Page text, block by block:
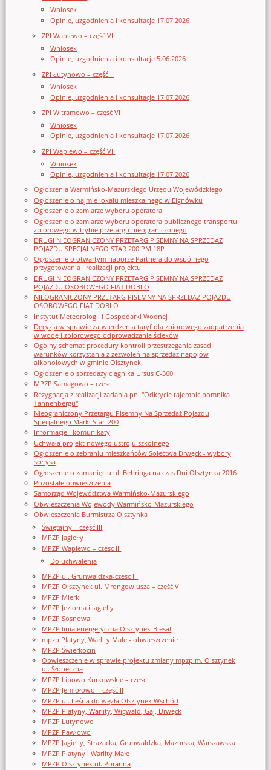
Wniosek
Opinie, uzgodnienia i konsultacje 17.07.2026
ZPI Waplewo – część VI
Wniosek
Opinie, uzgodnienia i konsultacje 5.06.2026
ZPI Łutynowo – część II
Wniosek
Opinie, uzgodnienia i konsultacje 17.07.2026
ZPI Witramowo – część VI
Wniosek
Opinie, uzgodnienia i konsultacje 17.07.2026
ZPI Waplewo – część VII
Wniosek
Opinie, uzgodnienia i konsultacje 17.07.2026
Ogłoszenia Warmińsko-Mazurskiego Urzędu Wojewódzkiego
Ogłoszenie o najmie lokalu mieszkalnego w Elgnówku
Ogłoszenie o zamiarze wyboru operatora
Ogłoszenie o zamiarze wyboru operatora publicznego transportu
zbiorowego w trybie przetargu nieograniczonego
DRUGI NIEOGRANICZONY PRZETARG PISEMNY NA SPRZEDAŻ
POJAZDU SPECJALNEGO STAR 200 PM 18P
Ogłoszenie o otwartym naborze Partnera do wspólnego
przygotowania i realizacji projektu
DRUGI NIEOGRANICZONY PRZETARG PISEMNY NA SPRZEDAŻ
POJAZDU OSOBOWEGO FIAT DOBLO
NIEOGRANICZONY PRZETARG PISEMNY NA SPRZEDAŻ POJAZDU
OSOBOWEGO FIAT DOBLO
Instytut Meteorologii i Gospodarki Wodnej
Decyzja w sprawie zatwierdzenia taryf dla zbiorowego zaopatrzenia
w wodę i zbiorowego odprowadzania ścieków
Ogólny schemat procedury kontroli przestrzegania zasad i
warunków korzystania z zezwoleń na sprzedaż napojów
alkoholowych w gminie Olsztynek
Ogłoszenie o sprzedaży ciągnika Ursus C-360
MPZP Samagowo – czesc I
Rezygnacja z realizacji zadania pn. "Odkrycie tajemnic pomnika
Tannenbergu"
Nieograniczony Przetargu Pisemny Na Sprzedaż Pojazdu
Specjalnego Marki Star_200
Informacje i komunikaty
Uchwała projekt nowego ustroju szkolnego
Ogłoszenie o zebraniu mieszkańców Sołectwa Drwęck - wybory
sołtysa
Ogłoszenie o zamknięciu ul. Behringa na czas Dni Olsztynka 2016
Pozostałe obwieszczenia
Samorząd Województwa Warmińsko-Mazurskiego
Obwieszczenia Wojewody Warmińsko-Mazurskiego
Obwieszczenia Burmistrza Olsztynka
Świętajny – część III
MPZP Jagiełły
MPZP Waplewo – czesc III
Do uchwalenia
MPZP ul. Grunwaldzka-czesc III
MPZP Olsztynek ul. Mrongowiusza – część V
MPZP Mierki
MPZP Jeziorna i Jagielly
MPZP Sosnowa
MPZP linia energetyczna Olsztynek-Biesal
mpzp Platyny, Warlity Małe - obwieszczenie
MPZP Świerkocin
Obwieszczenie w sprawie projektu zmiany mpzp m. Olsztynek
ul. Słoneczna
MPZP Lipowo Kurkowskie – czesc II
MPZP Jemiołowo – część II
MPZP ul. Leśna do węzła Olsztynek Wschód
MPZP Platyny, Warlity, Wigwałd, Gaj, Drwęck
MPZP Łutynowo
MPZP Pawłowo
MPZP Jagielly, Strazacka, Grunwaldzka, Mazurska, Warszawska
MPZP Platyny i Warlity Małe
MPZP Olsztynek ul. Poranna